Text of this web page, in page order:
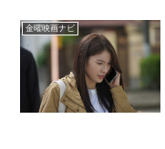
金曜映画ナビ